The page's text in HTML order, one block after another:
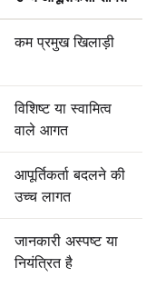
कम प्रमुख खिलाड़ी
विशिष्ट या स्वामित्व
वाले आगत
आपूर्तिकर्ता बदलने की
उच्च लागत
जानकारी अस्पष्ट या
नियंत्रित है